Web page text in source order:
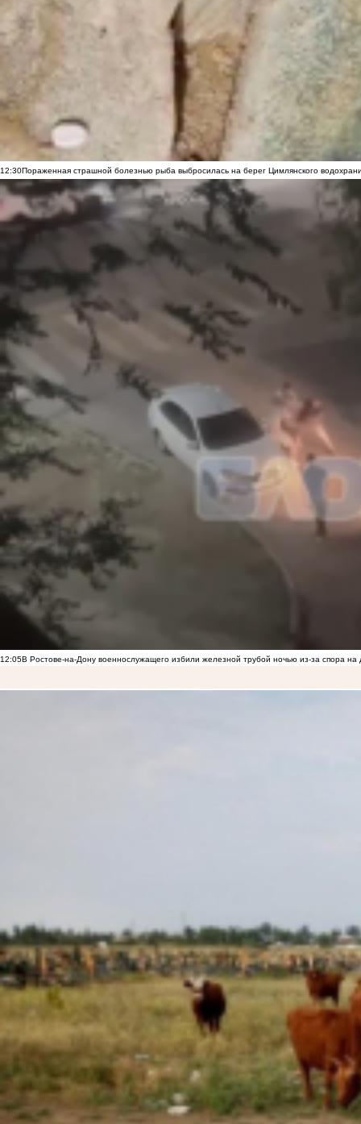
12:30Пораженная страшной болезнью рыба выбросилась на берег Цимлянского
12:05В Ростове-на-Дону военнослужащего избили железной трубой ночью из-за спора на